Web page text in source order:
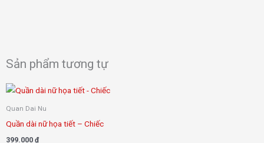
Sản phẩm tương tự
Quan Dai Nu
Quần dài nữ họa tiết – Chiếc
399.000 ₫
Sản
phẩm
này